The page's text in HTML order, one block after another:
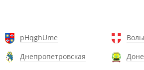
pHqghUme
Днепропетровская